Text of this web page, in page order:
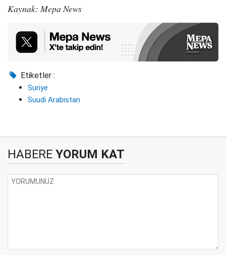
Kaynak: Mepa News
Etiketler :
Suriye
Suudi Arabistan
HABERE YORUM KAT